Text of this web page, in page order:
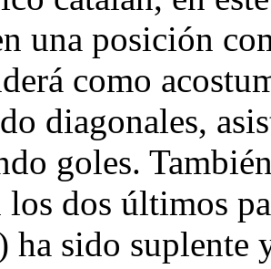
una posición
como
diagonales,
goles.
los dos últimos
ha sido suplente